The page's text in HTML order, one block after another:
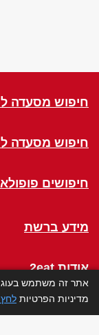
חיפוש מסעדה
חיפוש מסעדה
חיפושים
מידע ברשת
אודות 2eat
אתר זה משתמש
מדיניות הפרטיות לחץ